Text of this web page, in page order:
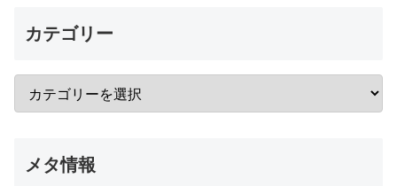
カテゴリー
メタ情報